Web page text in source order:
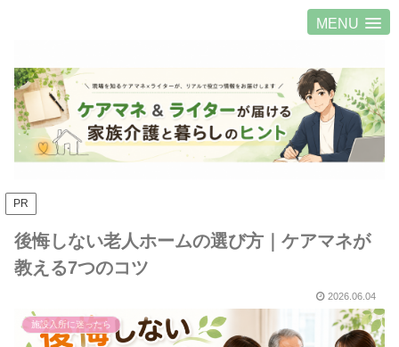
MENU
PR
後悔しない老人ホームの選び方｜ケアマネが
教える7つのコツ
2026.06.04
施設入所に迷ったら